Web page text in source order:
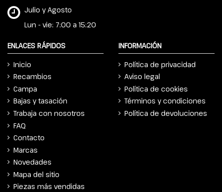
Julio y Agosto
Lun - vie: 7:00 a 15:20
ENLACES RÁPIDOS
Inicio
Recambios
Campa
Bajas y tasación
Trabaja con nosotros
FAQ
Contacto
Marcas
Novedades
Mapa del sitio
Piezas más vendidas
INFORMACIÓN
Política de privacidad
Aviso legal
Política de cookies
Términos y condiciones
Política de devoluciones